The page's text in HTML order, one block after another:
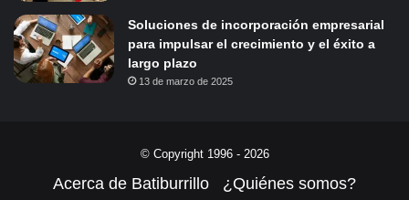
Soluciones de incorporación empresarial
para impulsar el crecimiento y el éxito a
largo plazo
13 de marzo de 2025
© Copyright 1996 - 2026
Acerca de Batiburrillo ¿Quiénes somos?